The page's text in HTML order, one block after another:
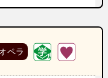
ペラ